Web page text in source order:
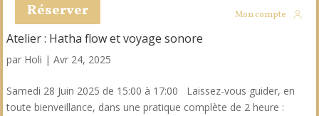
Réserver Mon compte
Atelier : Hatha flow et voyage sonore
par Holi | Avr 24, 2025
Samedi 28 Juin 2025 de 15:00 à 17:00 Laissez-vous guider, en
toute bienveillance, dans une pratique complète de 2 heure :